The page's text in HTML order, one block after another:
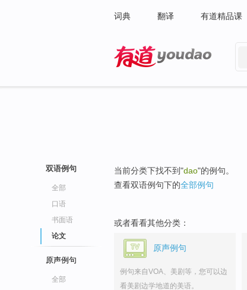
词典 翻译 有道精品课
双语例句
全部
口语
书面语
论文
原声例句
全部
当前分类下找不到"dao"的例句。
查看双语例句下的全部例句
或者看看其他分类：
原声例句
例句来自VOA、美剧等，您可以边
看美剧边学地道的美语。